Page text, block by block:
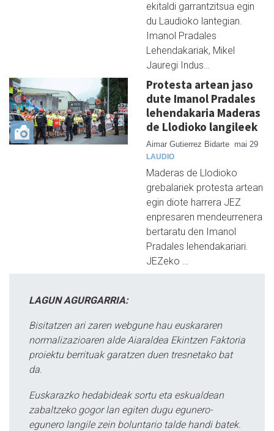
ekitaldi garrantzitsua egin
du Laudioko lantegian.
Imanol Pradales
Lehendakariak, Mikel
Jauregi Indus…
Protesta artean jaso
dute Imanol Pradales
lehendakaria Maderas
de Llodioko langileek
Aimar Gutierrez Bidarte mai 29
LAUDIO
Maderas de Llodioko
grebalariek protesta artean
egin diote harrera JEZ
enpresaren mendeurrenera
bertaratu den Imanol
Pradales lehendakariari.
JEZeko …
LAGUN AGURGARRIA:
Bisitatzen ari zaren webgune hau euskararen
normalizazioaren alde Aiaraldea Ekintzen Faktoria
proiektu berrituak garatzen duen tresnetako bat
da.
Euskarazko hedabideak sortu eta eskualdean
zabaltzeko gogor lan egiten dugu egunero-
egunero langile zein boluntario talde handi batek.